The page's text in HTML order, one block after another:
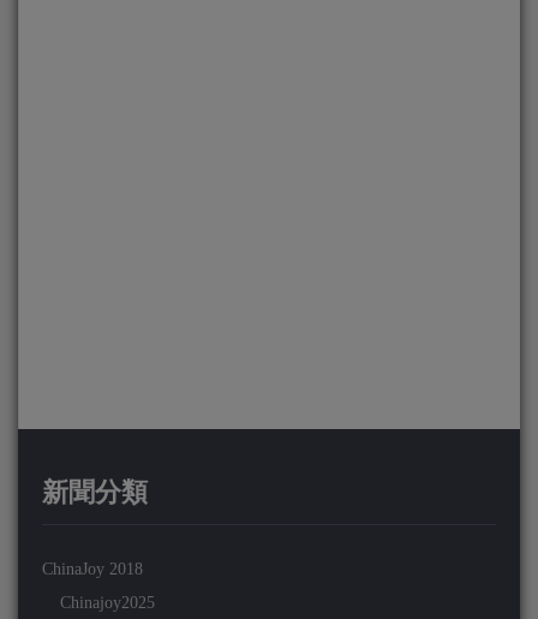
新聞分類
ChinaJoy 2018
Chinajoy2025